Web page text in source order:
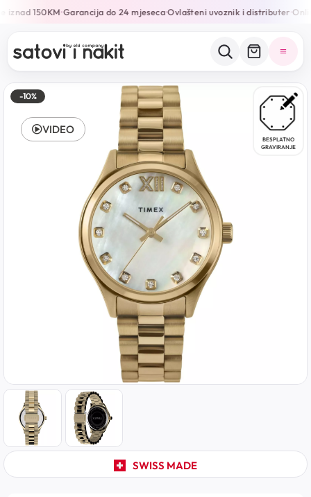
150KM•Garancija do 24 mjeseca•Ovlašteni uvoznik i distributer•
-10%
BESPLATNO
GRAVIRANJE
SWISS MADE
VIDEO